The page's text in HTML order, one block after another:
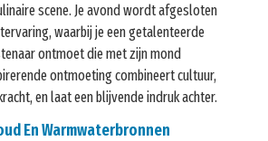
scene. Je avond wordt afgesloten
waarbij je een getalenteerde
ontmoet die met zijn mond
ontmoeting combineert cultuur,
en laat een blijvende indruk achter.
En Warmwaterbronnen